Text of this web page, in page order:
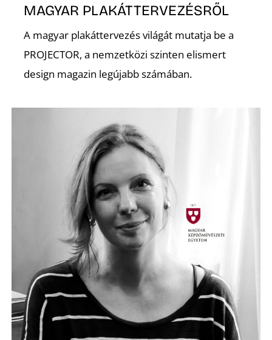
MAGYAR PLAKÁTTERVEZÉSRŐL
A magyar plakáttervezés világát mutatja be a
PROJECTOR, a nemzetközi szinten elismert
design magazin legújabb számában.